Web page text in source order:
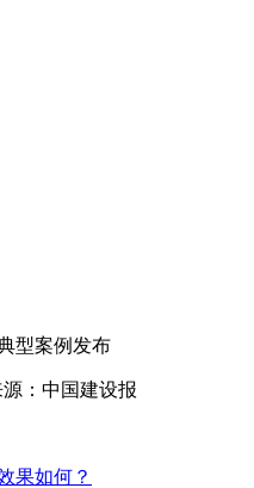
型案例发布
： 中国建设报
果如何？